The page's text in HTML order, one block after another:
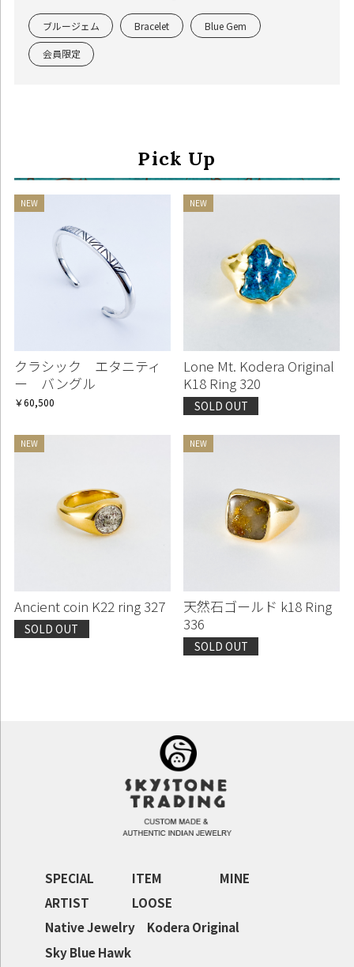
ブルージェム Bracelet Blue Gem
会員限定
お買い物を続ける
Pick Up
クラシック エタニティ
ー バングル
￥60,500
Lone Mt. Kodera Original
K18 Ring 320
SOLD OUT
Ancient coin K22 ring 327
SOLD OUT
天然石ゴールド k18 Ring
336
SOLD OUT
SPECIAL ITEM
MINE
ARTIST
LOOSE
Native Jewelry
Kodera Original
Sky Blue Hawk